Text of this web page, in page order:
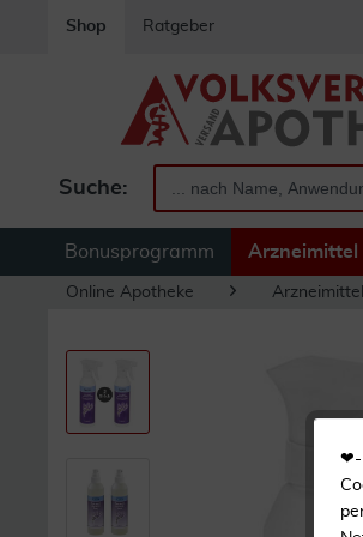
Shop Ratgeber
Suche:
Bonusprogramm Arzneimittel
Online Apotheke Arzneimittel
❤-